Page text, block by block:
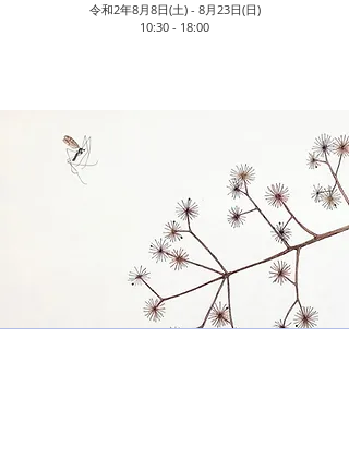
令和2年8月8日(土) - 8月23日(日)
​10:30 - 18:00